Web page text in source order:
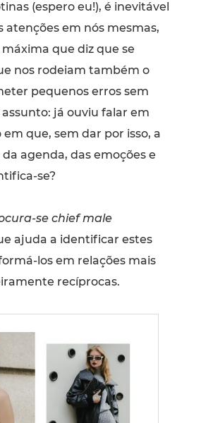
(espero eu!), é inevitável
em nós mesmas,
que diz que se
nos rodeiam também o
pequenos erros sem
já ouviu falar em
que, sem dar por isso, a
agenda, das emoções e
se?
se chief male
ajuda a identificar estes
los em relações mais
recíprocas.